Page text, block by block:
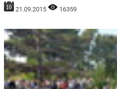
21.09.2015 16359